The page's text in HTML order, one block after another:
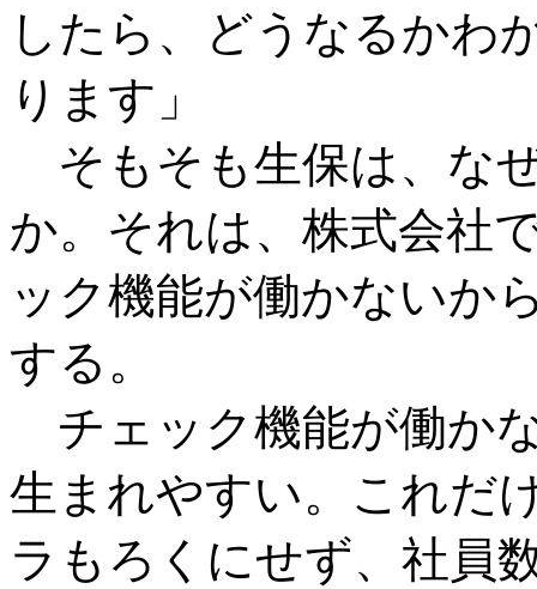
したら、どうなるかわ
ります」
そもそも生保は、な
か。それは、株式会社
ック機能が働かないか
する。
チェック機能が働か
生まれやすい。これだ
ラもろくにせず、社員